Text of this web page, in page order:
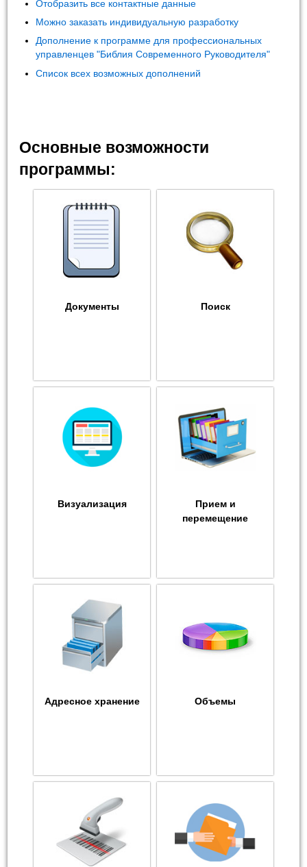
Отобразить все контактные данные
Можно заказать индивидуальную разработку
Дополнение к программе для профессиональных
управленцев "Библия Современного Руководителя"
Список всех возможных дополнений
Основные возможности
программы:
Документы Поиск
Визуализация
Прием и
перемещение
Адресное хранение Объемы